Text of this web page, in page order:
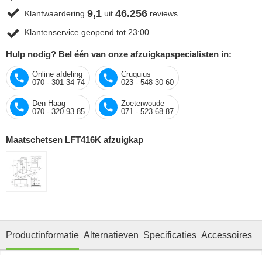
Klantwaardering 9,1 uit 46.256 reviews
Klantenservice geopend tot 23:00
Hulp nodig? Bel één van onze afzuigkapspecialisten in:
Online afdeling
070 - 301 34 74
Cruquius
023 - 548 30 60
Den Haag
070 - 320 93 85
Zoeterwoude
071 - 523 68 87
Maatschetsen LFT416K afzuigkap
Productinformatie Alternatieven Specificaties Accessoires